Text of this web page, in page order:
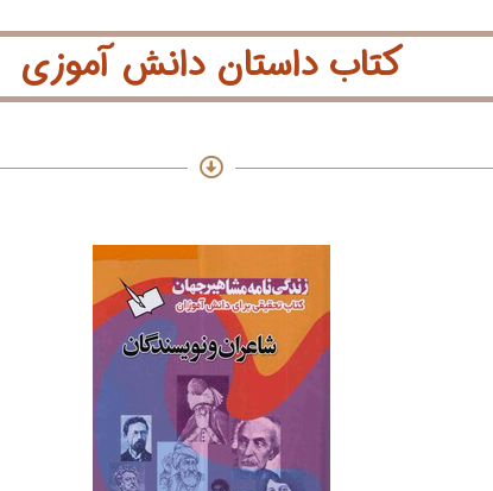
کتاب داستان دانش آموزی